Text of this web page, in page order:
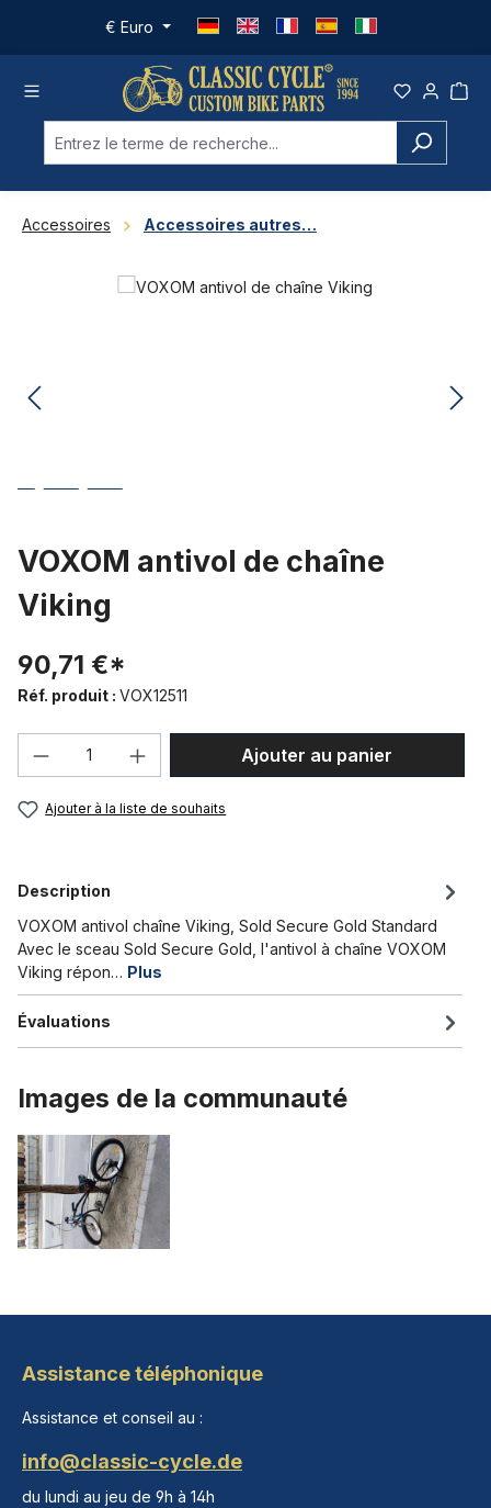
Passer au contenu principal
€ Euro
Accessoires Accessoires autres…
Ignorer la galerie d'images
VOXOM antivol de chaîne
Viking
90,71 €*
Réf. produit : VOX12511
Quantité de produit : Entrez la
Ajouter au panier
Ajouter à la liste de souhaits
Description
VOXOM antivol chaîne Viking, Sold Secure Gold Standard
Avec le sceau Sold Secure Gold, l'antivol à chaîne VOXOM
Viking répon… Plus
Évaluations
Images de la communauté
Assistance téléphonique
Assistance et conseil au :
info@classic-cycle.de
du lundi au jeu de 9h à 14h